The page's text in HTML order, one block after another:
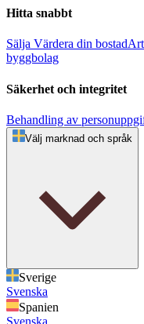
Hitta snabbt
Sälja Värdera din bostad
byggbolag
Säkerhet och integritet
Behandling av
Välj marknad och språk
Sverige
Svenska
Spanien
Svenska